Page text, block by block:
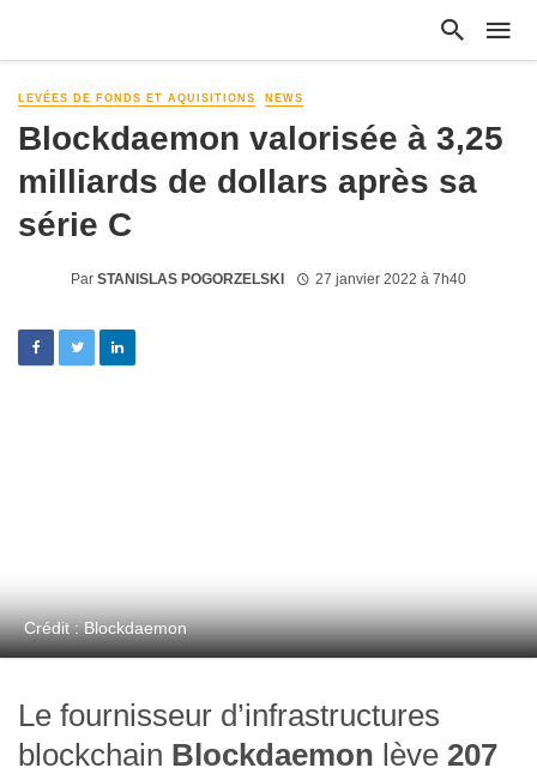
LEVÉES DE FONDS ET AQUISITIONS NEWS
Blockdaemon valorisée à 3,25
milliards de dollars après sa
série C
Par STANISLAS POGORZELSKI 27 janvier 2022 à 7h40
Crédit : Blockdaemon
Le fournisseur d’infrastructures
blockchain Blockdaemon lève 207